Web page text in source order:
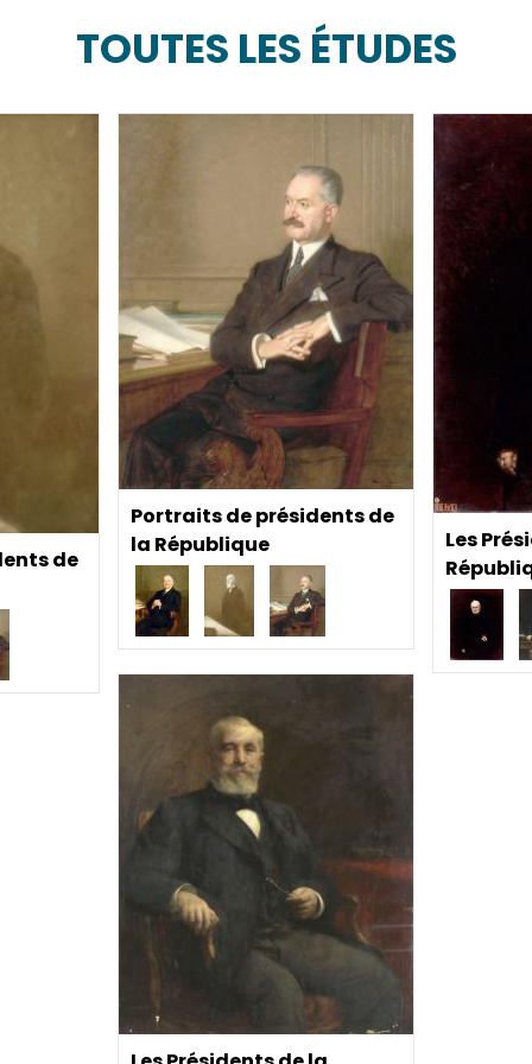
TOUTES LES ÉTUDES
de
Portraits de présidents de
la République
Les